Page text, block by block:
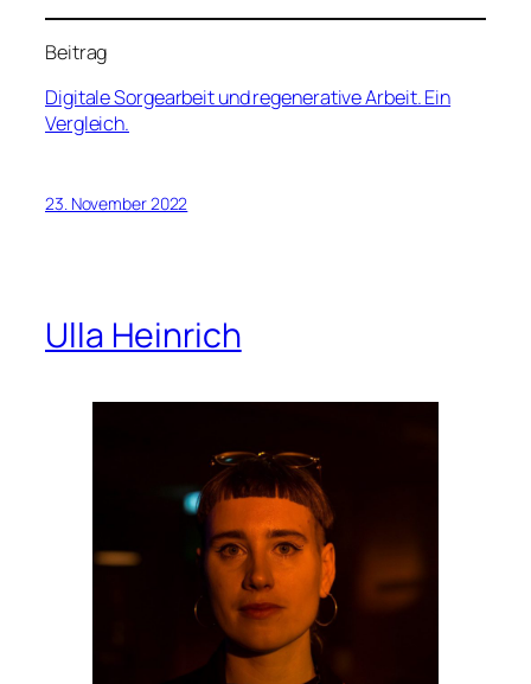
Beitrag
Digitale Sorgearbeit und regenerative Arbeit. Ein
Vergleich.
23. November 2022
Ulla Heinrich